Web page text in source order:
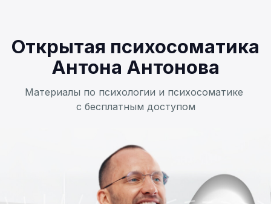
Открытая психосоматика
Антона Антонова
Материалы по психологии и психосоматике
с бесплатным доступом